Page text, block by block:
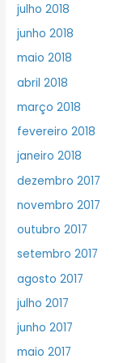
julho 2018
junho 2018
maio 2018
abril 2018
março 2018
fevereiro 2018
janeiro 2018
dezembro 2017
novembro 2017
outubro 2017
setembro 2017
agosto 2017
julho 2017
junho 2017
maio 2017